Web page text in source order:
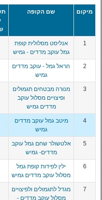
מיקום שם הקופה
1
אנליסט מסלולית קופת
גמל עוקב מדדים - גמיש
2
הראל גמל - עוקב מדדים
גמיש
3
מנורה מבטחים תגמולים
ופיצויים מסלול עוקב
מדדים גמיש
4
מיטב גמל עוקב מדדים
גמיש
5
אלטשולר שחם גמל עוקב
מדדים- גמיש
6
ילין לפידות קופת גמל
מסלול עוקב מדדים גמיש
7
מגדל לתגמולים ולפיצויים
מסלול עוקב מדדים -